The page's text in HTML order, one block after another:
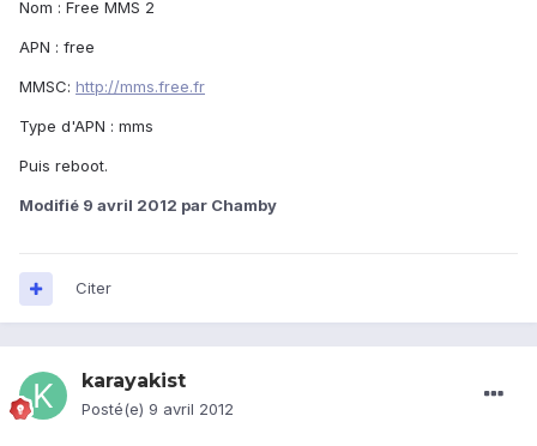
Nom : Free MMS 2
APN : free
MMSC: http://mms.free.fr
Type d'APN : mms
Puis reboot.
Modifié 9 avril 2012 par Chamby
Citer
karayakist
Posté(e) 9 avril 2012